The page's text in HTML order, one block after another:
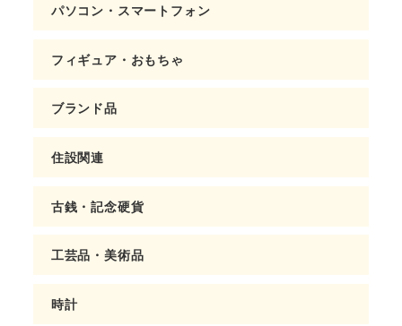
パソコン・スマートフォン
フィギュア・おもちゃ
ブランド品
住設関連
古銭・記念硬貨
工芸品・美術品
時計